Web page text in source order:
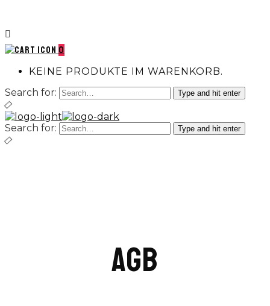
0
KEINE PRODUKTE IM WARENKORB.
Search for:
Type and hit enter
Search for: Type and hit enter
AGB